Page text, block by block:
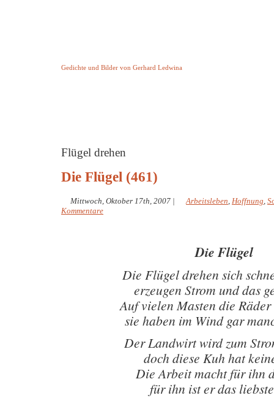
Gedichte und Bilder von Gerhard Ledwina
Flügel drehen
Die Flügel (461)
Mittwoch, Oktober 17th, 2007 | Arbeitsleben, Hoffnung,
Kommentare
Die Flügel
Die Flügel drehen sich
erzeugen Strom und das
Auf vielen Masten die
sie haben im Wind gar
Der Landwirt wird zum
doch diese Kuh hat
Die Arbeit macht für ihn
für ihn ist er das